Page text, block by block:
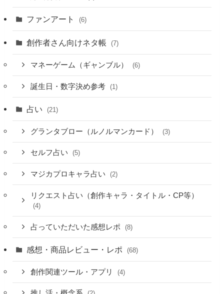
ファンアート (6)
創作者さん向けネタ帳 (7)
マネーゲーム（ギャンブル） (6)
誕生日・数字決め参考 (1)
占い (21)
グランタブロー（ルノルマンカード） (3)
セルフ占い (5)
マジカプロキャラ占い (2)
リクエスト占い（創作キャラ・タイトル・CP等）
(4)
占っていただいた感想レポ (8)
感想・商品レビュー・レポ (68)
創作関連ツール・アプリ (4)